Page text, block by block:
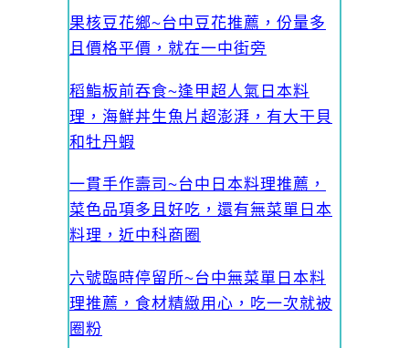
果核豆花鄉~台中豆花推薦，份量多
且價格平價，就在一中街旁
稻鮨板前吞食~逢甲超人氣日本料
理，海鮮丼生魚片超澎湃，有大干貝
和牡丹蝦
一貫手作壽司~台中日本料理推薦，
菜色品項多且好吃，還有無菜單日本
料理，近中科商圈
六號臨時停留所~台中無菜單日本料
理推薦，食材精緻用心，吃一次就被
圈粉